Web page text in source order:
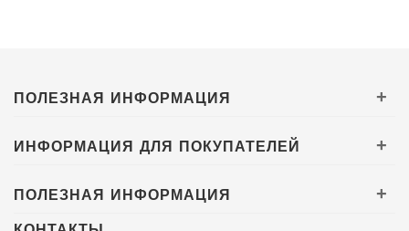
ПОЛЕЗНАЯ ИНФОРМАЦИЯ +
ИНФОРМАЦИЯ ДЛЯ ПОКУПАТЕЛЕЙ +
ПОЛЕЗНАЯ ИНФОРМАЦИЯ +